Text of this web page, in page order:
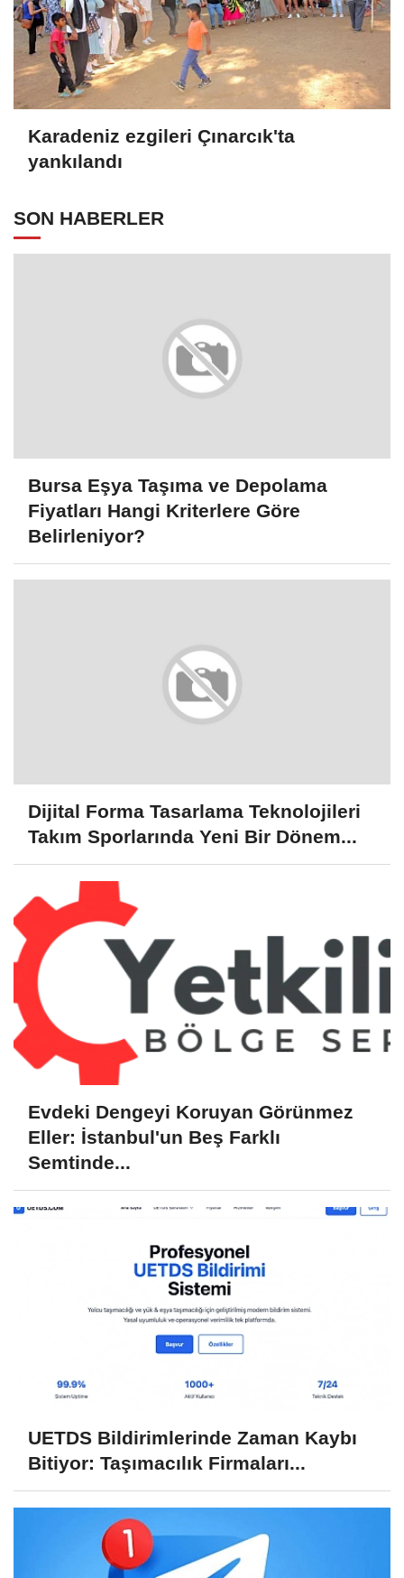
Karadeniz ezgileri Çınarcık'ta
yankılandı
SON HABERLER
Bursa Eşya Taşıma ve Depolama
Fiyatları Hangi Kriterlere Göre
Belirleniyor?
Dijital Forma Tasarlama Teknolojileri
Takım Sporlarında Yeni Bir Dönem...
Evdeki Dengeyi Koruyan Görünmez
Eller: İstanbul'un Beş Farklı
Semtinde...
UETDS Bildirimlerinde Zaman Kaybı
Bitiyor: Taşımacılık Firmaları...